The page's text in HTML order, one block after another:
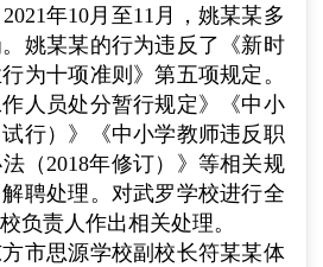
2021年10月至11 月，姚某某多
姚某某的行为违反了《新时
为十项准则》第五项规定。
人员处分暂行规定》《中小
行）》《中小学教师违反职
（2018年修订）》等相关规
聘处理。对武罗学校进行全
负责人作出相关处理。
思源学校副校长符某某体